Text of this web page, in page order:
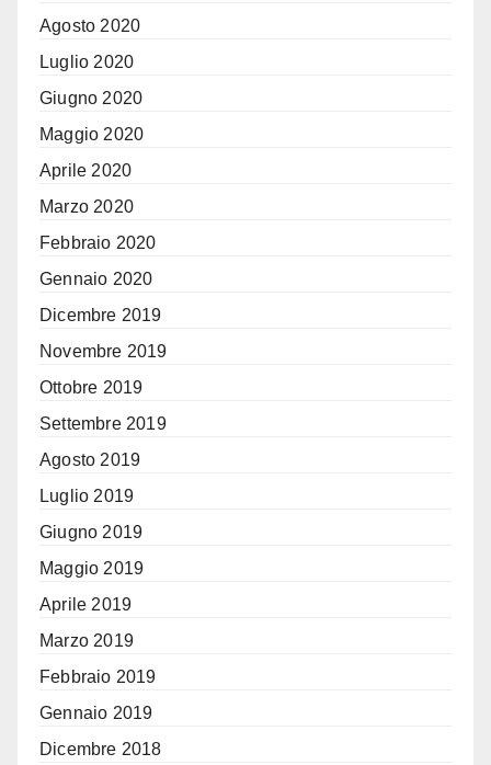
Agosto 2020
Luglio 2020
Giugno 2020
Maggio 2020
Aprile 2020
Marzo 2020
Febbraio 2020
Gennaio 2020
Dicembre 2019
Novembre 2019
Ottobre 2019
Settembre 2019
Agosto 2019
Luglio 2019
Giugno 2019
Maggio 2019
Aprile 2019
Marzo 2019
Febbraio 2019
Gennaio 2019
Dicembre 2018